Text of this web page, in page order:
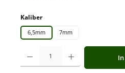
Kaliberauswählen
6,5mm 7mm
Produkt Anzahl: Gib den